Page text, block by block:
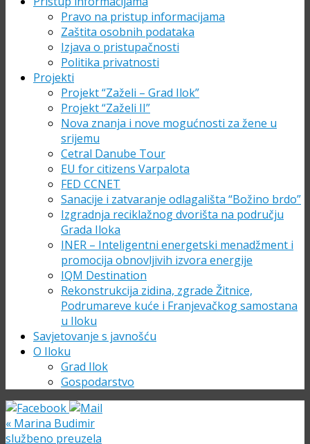
Pravo na pristup informacijama
Zaštita osobnih podataka
Izjava o pristupačnosti
Politika privatnosti
Projekti
Projekt “Zaželi – Grad Ilok”
Projekt “Zaželi II”
Nova znanja i nove mogućnosti za žene u
srijemu
Cetral Danube Tour
EU for citizens Varpalota
FED CCNET
Sanacije i zatvaranje odlagališta “Božino brdo”
Izgradnja reciklažnog dvorišta na području
Grada Iloka
INER – Inteligentni energetski menadžment i
promocija obnovljivih izvora energije
IQM Destination
Rekonstrukcija zidina, zgrade Žitnice,
Podrumareve kuće i Franjevačkog samostana
u Iloku
Savjetovanje s javnošću
O Iloku
Grad Ilok
Gospodarstvo
« Marina Budimir
službeno preuzela